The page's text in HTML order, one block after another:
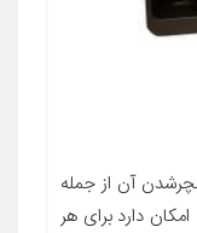
آن از جمله
دارد برای هر